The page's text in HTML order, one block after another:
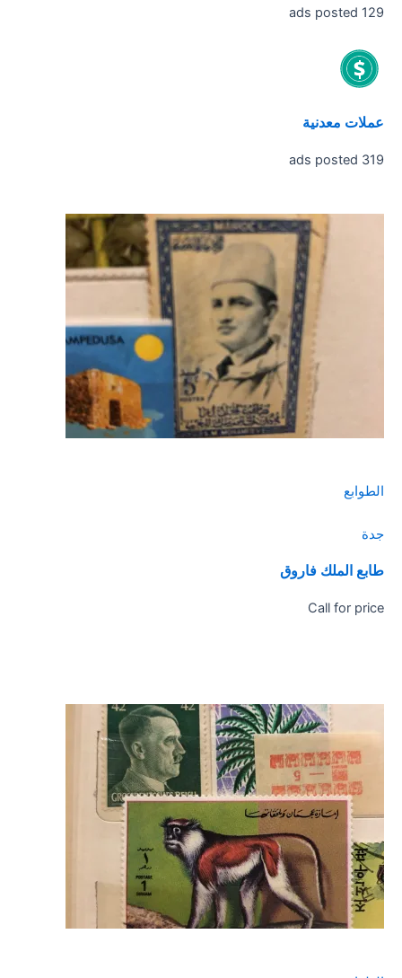
129 ads posted
عملات معدنية
319 ads posted
الطوابع
جدة
طابع الملك فاروق
Call for price